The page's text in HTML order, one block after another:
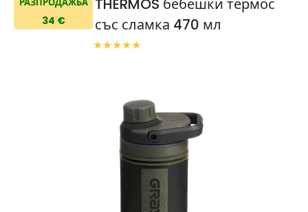
РАЗПРОДАЖБА
34 €
THERMOS бебешки термос
със сламка 470 мл